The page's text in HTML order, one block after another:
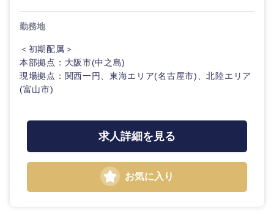
香川県
高知県
勤務地
＜初期配属＞
本部拠点：大阪市(中之島)
現場拠点：関西一円、東海エリア(名古屋市)、北陸エリア
(富山市)
求人詳細を見る
お気に入り